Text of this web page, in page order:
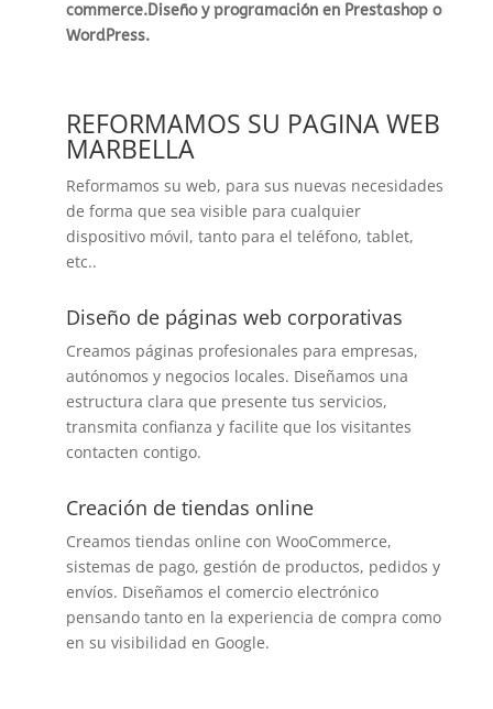
commerce.Diseño y programación en Prestashop o
WordPress.
REFORMAMOS SU PAGINA WEB
MARBELLA
Reformamos su web, para sus nuevas necesidades
de forma que sea visible para cualquier
dispositivo móvil, tanto para el teléfono, tablet,
etc..
Diseño de páginas web corporativas
Creamos páginas profesionales para empresas,
autónomos y negocios locales. Diseñamos una
estructura clara que presente tus servicios,
transmita confianza y facilite que los visitantes
contacten contigo.
Creación de tiendas online
Creamos tiendas online con WooCommerce,
sistemas de pago, gestión de productos, pedidos y
envíos. Diseñamos el comercio electrónico
pensando tanto en la experiencia de compra como
en su visibilidad en Google.